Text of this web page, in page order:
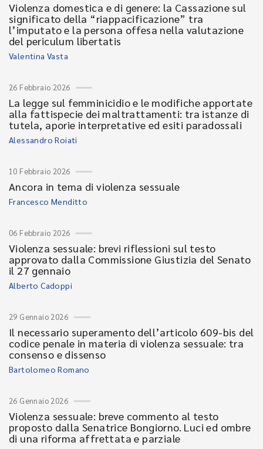
Violenza domestica e di genere: la Cassazione sul
significato della “riappacificazione” tra
l’imputato e la persona offesa nella valutazione
del periculum libertatis
Valentina Vasta
26 Febbraio 2026
La legge sul femminicidio e le modifiche apportate
alla fattispecie dei maltrattamenti: tra istanze di
tutela, aporie interpretative ed esiti paradossali
Alessandro Roiati
10 Febbraio 2026
Ancora in tema di violenza sessuale
Francesco Menditto
06 Febbraio 2026
Violenza sessuale: brevi riflessioni sul testo
approvato dalla Commissione Giustizia del Senato
il 27 gennaio
Alberto Cadoppi
29 Gennaio 2026
Il necessario superamento dell’articolo 609-bis del
codice penale in materia di violenza sessuale: tra
consenso e dissenso
Bartolomeo Romano
26 Gennaio 2026
Violenza sessuale: breve commento al testo
proposto dalla Senatrice Bongiorno. Luci ed ombre
di una riforma affrettata e parziale